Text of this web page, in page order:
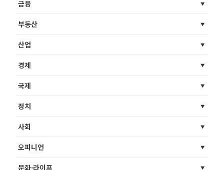
금융
부동산
산업
경제
국제
정치
사회
오피니언
문화·라이프